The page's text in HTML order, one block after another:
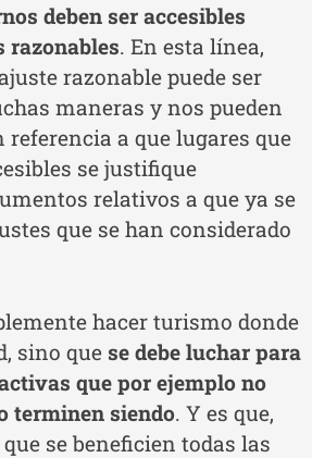
deben ser accesibles
razonables. En esta línea,
razonable puede ser
maneras y nos pueden
referencia a que lugares que
se justifique
relativos a que ya se
que se han considerado
hacer turismo donde
sino que se debe luchar para
que por ejemplo no
terminen siendo. Y es que,
se beneficien todas las